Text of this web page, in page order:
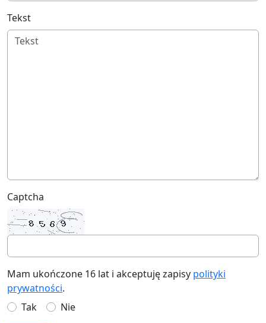
Tekst
Captcha
Mam ukończone 16 lat i akceptuję zapisy polityki
prywatności.
Tak
Nie